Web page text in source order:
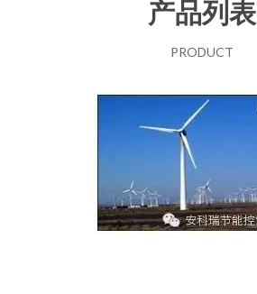
产品列表
PRODUCT